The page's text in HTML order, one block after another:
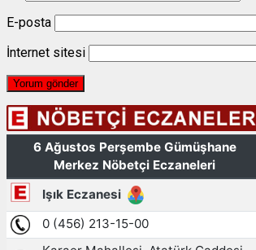
E-posta
İnternet sitesi